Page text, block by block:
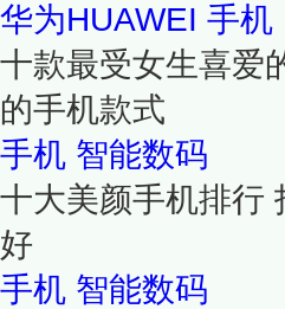
华为HUAWEI 手机
十款最受女生喜爱
的手机款式
手机 智能数码
十大美颜手机排行
好
手机 智能数码